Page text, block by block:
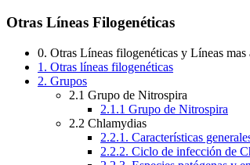
Otras Líneas Filogenéticas
0. Otras Líneas filogenéticas y Líneas mas
1. Otras líneas filogenéticas
2. Grupos
2.1 Grupo de Nitrospira
2.1.1 Grupo de Nitrospira
2.2 Chlamydias
2.2.1. Características
2.2.2. Ciclo de infección de